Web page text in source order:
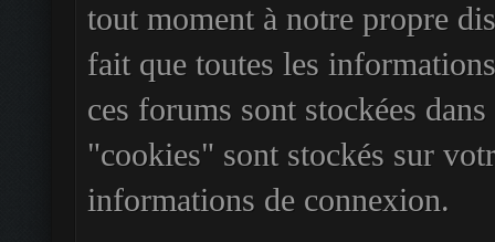
tout moment à notre propre
fait que toutes les
ces forums sont stockées
"cookies" sont stockés sur
informations de connexion.